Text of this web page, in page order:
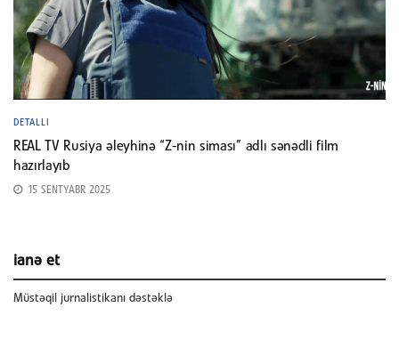
DETALLI
REAL TV Rusiya əleyhinə “Z-nin siması” adlı sənədli film
hazırlayıb
15 SENTYABR 2025
ianə et
Müstəqil jurnalistikanı dəstəklə